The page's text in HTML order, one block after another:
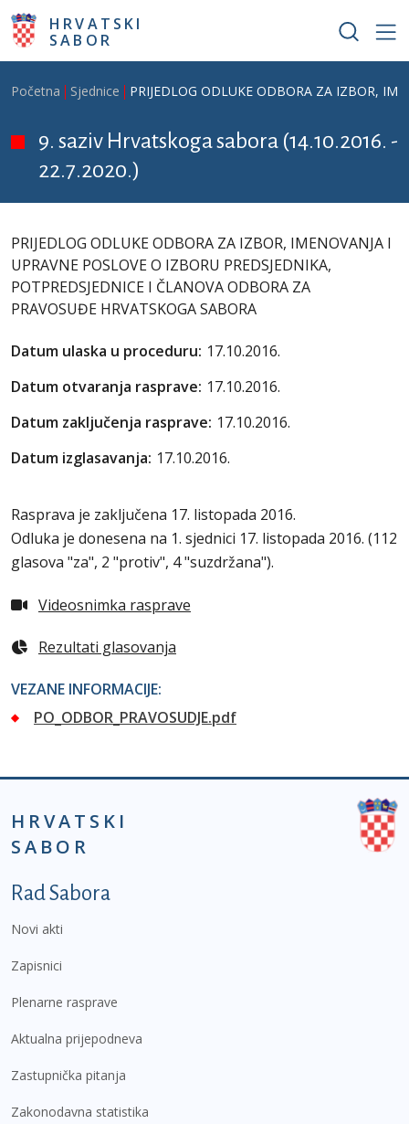
Skoči na glavni sadržaj
HRVATSKI
SABOR
Breadcrumb
Početna Sjednice PRIJEDLOG ODLUKE ODBORA ZA IZBOR,
9. saziv Hrvatskoga sabora (14.10.2016. -
22.7.2020.)
PRIJEDLOG ODLUKE ODBORA ZA IZBOR, IMENOVANJA I
UPRAVNE POSLOVE O IZBORU PREDSJEDNIKA,
POTPREDSJEDNICE I ČLANOVA ODBORA ZA
PRAVOSUĐE HRVATSKOGA SABORA
Datum ulaska u proceduru: 17.10.2016.
Datum otvaranja rasprave: 17.10.2016.
Datum zaključenja rasprave: 17.10.2016.
Datum izglasavanja: 17.10.2016.
Rasprava je zaključena 17. listopada 2016.
Odluka je donesena na 1. sjednici 17. listopada 2016. (112
glasova "za", 2 "protiv", 4 "suzdržana").
Videosnimka rasprave
Rezultati glasovanja
VEZANE INFORMACIJE:
PO_ODBOR_PRAVOSUDJE.pdf
HRVATSKI
SABOR
Podnožje prvi izbornik
Rad Sabora
Novi akti
Zapisnici
Plenarne rasprave
Aktualna prijepodneva
Zastupnička pitanja
Zakonodavna statistika